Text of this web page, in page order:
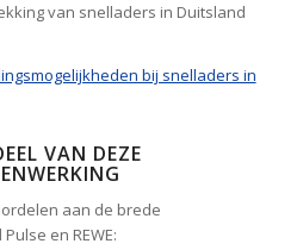
van snelladers in Duitsland
bij snelladers in
VAN DEZE
aan de brede
en REWE: